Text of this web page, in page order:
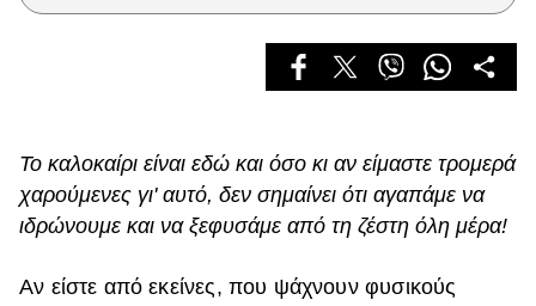
Success Stories
Living
Deco
Green
Το καλοκαίρι είναι εδώ και όσο κι αν είμαστε τρομερά
χαρούμενες γι' αυτό, δεν σημαίνει ότι αγαπάμε να
ιδρώνουμε και να ξεφυσάμε από τη ζέστη όλη μέρα!
Αν είστε από εκείνες, που ψάχνουν φυσικούς